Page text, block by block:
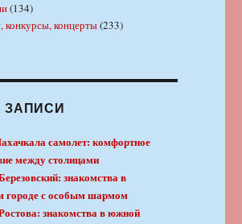
(134)
конкурсы, концерты(233)
самолет: комфортное
между столицами
знакомства в
городе с особым шармом
знакомства в южной